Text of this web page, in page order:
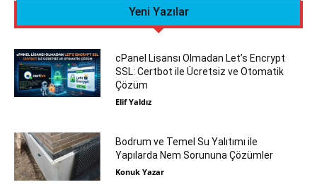
Yeni Yazılar
cPanel Lisansı Olmadan Let’s Encrypt
SSL: Certbot ile Ücretsiz ve Otomatik
Çözüm
Elif Yaldız
Bodrum ve Temel Su Yalıtımı ile
Yapılarda Nem Sorununa Çözümler
Konuk Yazar